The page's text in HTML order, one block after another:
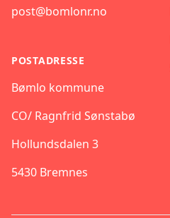
post@bomlonr.no
POSTADRESSE
Bømlo kommune
CO/ Ragnfrid Sønstabø
Hollundsdalen 3
5430 Bremnes